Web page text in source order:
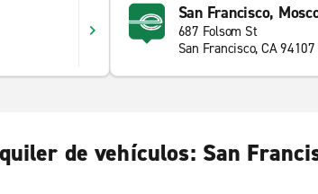
San Francisco,
687 Folsom St
San Francisco, CA 94107
de vehículos: San